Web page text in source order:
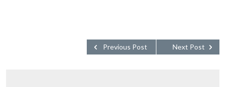
Next Post
Previous Post